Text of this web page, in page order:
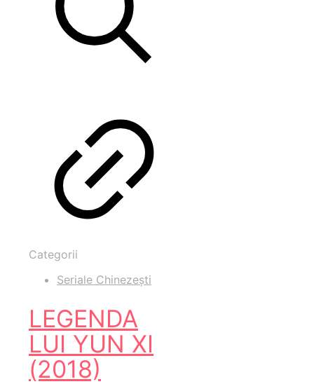
Categorii
Seriale Chinezești
LEGENDA
LUI YUN XI
(2018)